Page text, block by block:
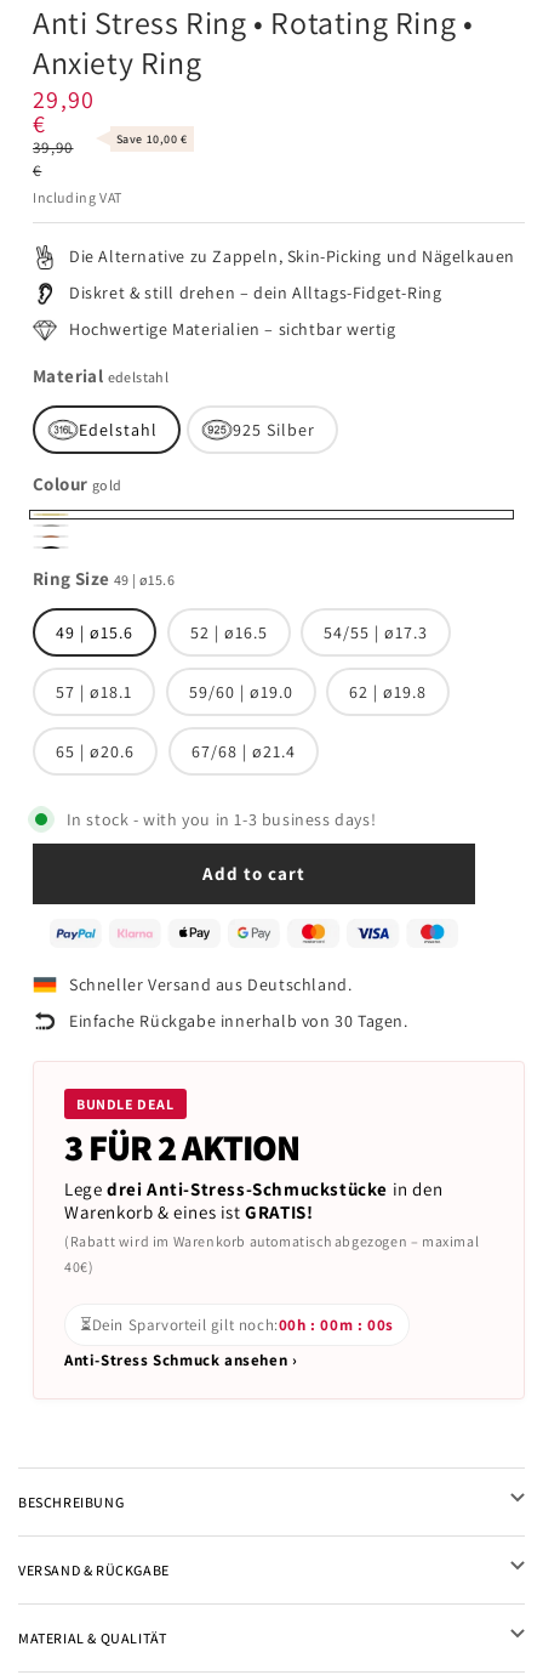
Anti Stress Ring • Rotating Ring •
Anxiety Ring
Regular
price
39,90
€
Sale
price
29,90
€ Save 10,00 €
Including VAT
Die Alternative zu Zappeln, Skin-Picking und Nägelkauen
Diskret & still drehen – dein Alltags-Fidget-Ring
Hochwertige Materialien – sichtbar wertig
Material edelstahl
Edelstahl 925 Silber
Colour gold
Gold
Silber
Roségold
Ring Size 49 | ø15.6
49 | ø15.6 52 | ø16.5 54/55 | ø17.3
57 | ø18.1 59/60 | ø19.0 62 | ø19.8
65 | ø20.6 67/68 | ø21.4
In stock - with you in 1-3 business days!
Add to cart
Schneller Versand aus Deutschland.
Einfache Rückgabe innerhalb von 30 Tagen.
BUNDLE DEAL
3 FÜR 2 AKTION
Lege drei Anti-Stress-Schmuckstücke in den
Warenkorb & eines istGRATIS!
(Rabatt wird im Warenkorb automatisch abgezogen – maximal
40€)
⏳Dein Sparvorteil gilt noch:00h : 00m : 00s
Anti-Stress Schmuck ansehen ›
BESCHREIBUNG
VERSAND & RÜCKGABE
MATERIAL & QUALITÄT